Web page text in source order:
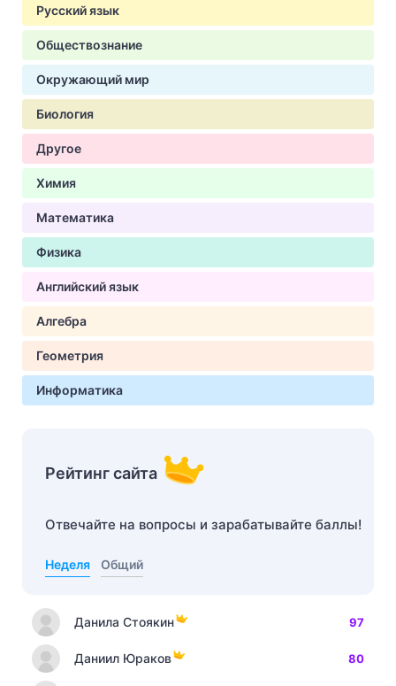
Русский язык
Обществознание
Окружающий мир
Биология
Другое
Химия
Математика
Физика
Английский язык
Алгебра
Геометрия
Информатика
Рейтинг сайта
Отвечайте на вопросы и зарабатывайте баллы!
Неделя Общий
Данила Стоякин 97
Даниил Юраков 80